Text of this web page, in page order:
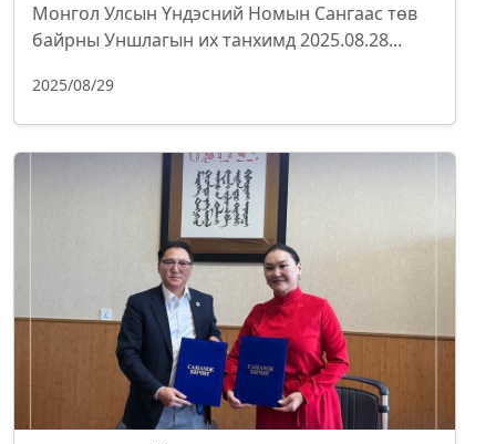
Монгол Улсын Үндэсний Номын Сангаас төв
байрны Уншлагын их танхимд 2025.08.28...
2025/08/29